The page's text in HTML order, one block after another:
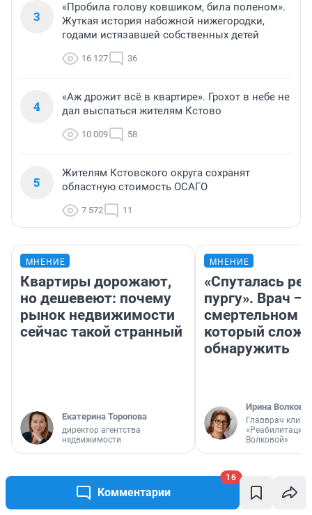
Комментарии
16
3
«Пробила голову ковшиком, била поленом».
Жуткая история набожной нижегородки,
годами истязавшей собственных детей
16 127 36
4
«Аж дрожит всё в квартире». Грохот в небе не
дал выспаться жителям Кстово
10 009 58
5
Жителям Кстовского округа сохранят
областную стоимость ОСАГО
7 572 11
МНЕНИЕ
Квартиры дорожают,
но дешевеют: почему
рынок недвижимости
сейчас такой странный
Екатерина Торопова
директор агентства
недвижимости
МНЕНИЕ
«Спуталась
пургу». Врач —
смертельном
который
обнаружить
Ирина Волкова
Главврач
«Реабилитация
Волковой»
РЕКОМЕНДУЕМ